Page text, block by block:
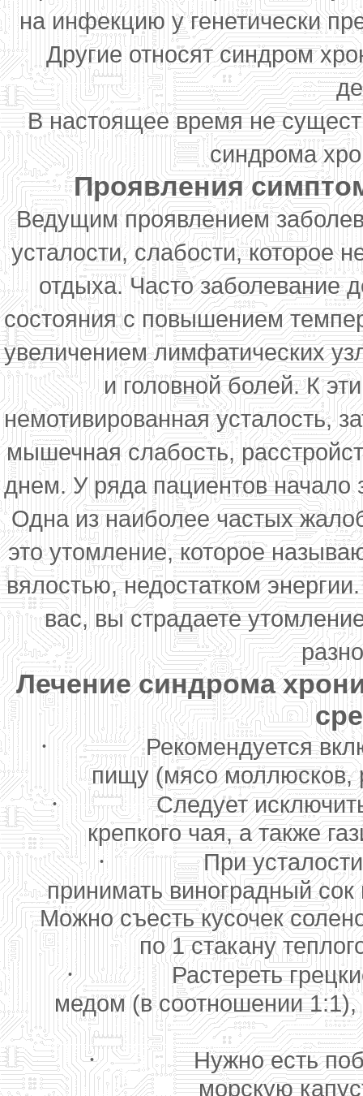
на инфекцию у генетически
Другие относят синдром
В настоящее время не
синдрома
Проявления
Ведущим проявлением
усталости, слабости, которое
отдыха. Часто заболевание
состояния с повышением
увеличением лимфатических
и головной болей. К
немотивированная усталость,
мышечная слабость,
днем. У ряда пациентов
Одна из наиболее частых
это утомление, которое
вялостью, недостатком
вас, вы страдаете
Лечение синдрома
·
Рекомендуется
пищу (мясо моллюсков,
·
Следует
крепкого чая, а также
·
При
принимать виноградный
Можно съесть кусочек
по 1 стакану
·
Растереть
медом (в соотношении
·
Нужно есть
морскую